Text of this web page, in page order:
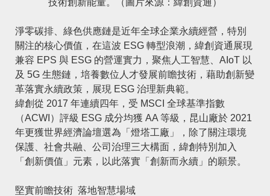
淨零碳排、綠色供應鏈是近年全球企業永續經營，特別
關注的核心價值，在這波 ESG 轉型浪潮，緯創資通展現
兼容 EPS 與 ESG 的營運實力，聚焦人工智慧、AIoT 以
及 5G 生態鏈，培養數位人才發展前瞻技術，藉助創新變
革落實永續政策，展現 ESG 治理新典範。
緯創從 2017 年連續四年，受 MSCI 全球基準指數
（ACWI）評級 ESG 成分均獲 AA 等級，昆山廠於 2021
年更獲世界經濟論壇選為「燈塔工廠」，除了關注環境
保護、社會共融、公司治理三大構面，緯創特別加入
「創新價值」元素，以此落實「創新而永續」的願景。
堅實前瞻技術 落地智慧場域